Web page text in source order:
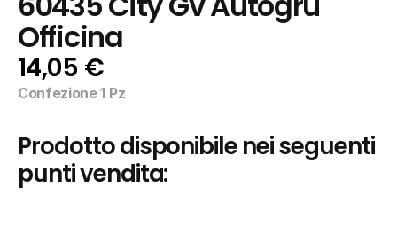
Officina
14,05 €
Confezione 1 Pz
Prodotto disponibile nei seguenti
punti vendita: